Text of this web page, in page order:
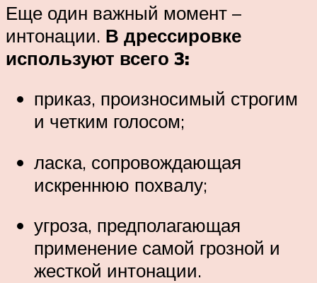
Еще один важный момент –
интонации. В дрессировке
используют всего 3:
приказ, произносимый строгим
и четким голосом;
ласка, сопровождающая
искреннюю похвалу;
угроза, предполагающая
применение самой грозной и
жесткой интонации.